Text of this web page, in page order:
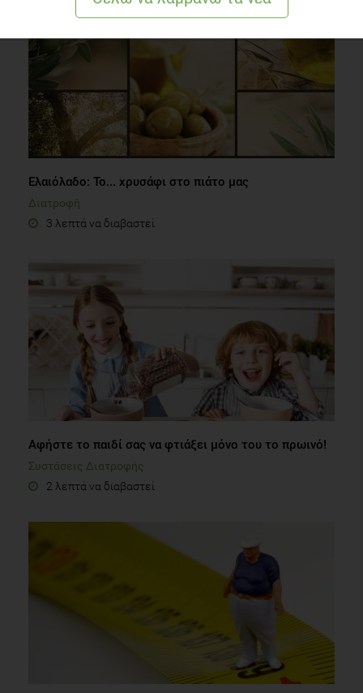
Ελαιόλαδο: Το... χρυσάφι στο πιάτο μας
Διατροφή
3 λεπτά να διαβαστεί
Αφήστε το παιδί σας να φτιάξει μόνο του το πρωινό!
Συστάσεις Διατροφής
2 λεπτά να διαβαστεί